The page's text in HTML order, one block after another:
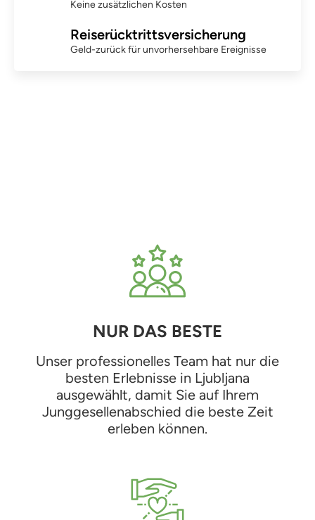
Keine zusätzlichen Kosten
Reiserücktrittsversicherung
Geld-zurück für unvorhersehbare Ereignisse
NUR DAS BESTE
Unser professionelles Team hat nur die
besten Erlebnisse in Ljubljana
ausgewählt, damit Sie auf Ihrem
Junggesellenabschied die beste Zeit
erleben können.